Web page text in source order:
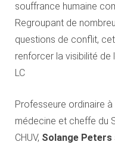
souffrance humaine
Regroupant de
questions de conflit,
renforcer la visibilité de
LC
Professeure ordinaire
médecine et cheffe du
CHUV, Solange Peters